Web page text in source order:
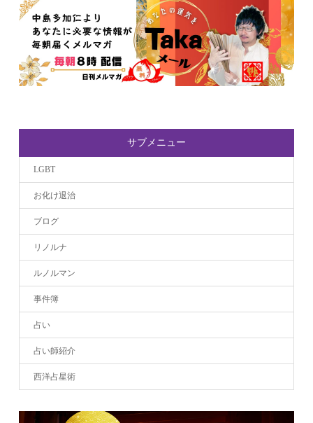
サブメニュー
LGBT
お化け退治
ブログ
リノルナ
ルノルマン
事件簿
占い
占い師紹介
西洋占星術